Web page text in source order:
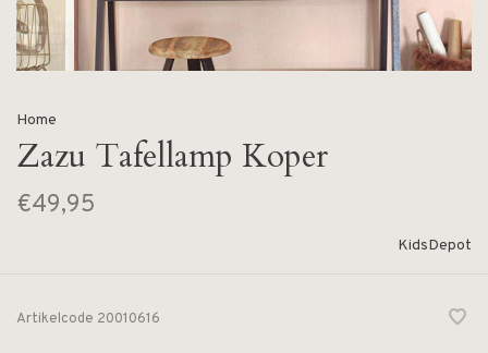
Home
Zazu Tafellamp Koper
€49,95
KidsDepot
Artikelcode 20010616